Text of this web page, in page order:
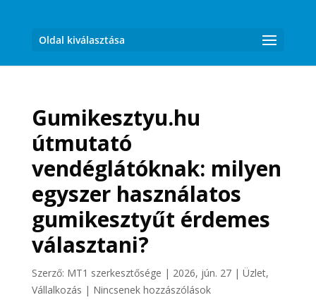
Oldal kiválasztása
Gumikesztyu.hu
útmutató
vendéglátóknak: milyen
egyszer használatos
gumikesztyűt érdemes
választani?
Szerző: MT1 szerkesztősége | 2026, jún. 27| Üzlet,
Vállalkozás | Nincsenek hozzászólások